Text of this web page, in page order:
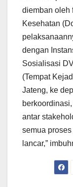
diemban oleh
Kesehatan
dengan
Sosialisasi
(Tempat
Jateng, ke
antar
semua
lancar,”